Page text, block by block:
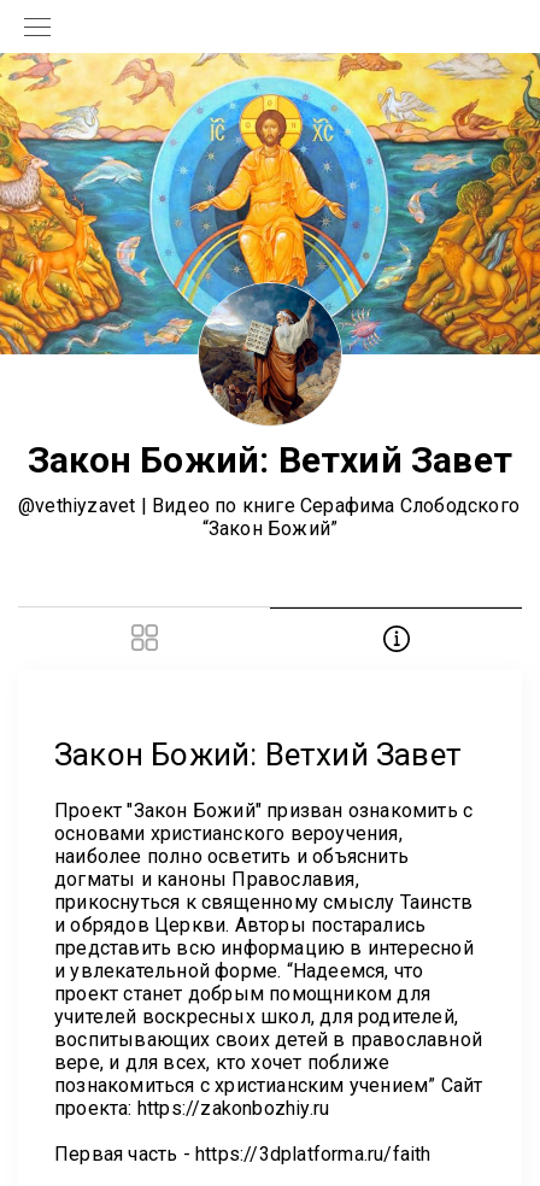
Закон Божий: Ветхий Завет
@vethiyzavet | Видео по книге Серафима Слободского
“Закон Божий”
Закон Божий: Ветхий Завет
Проект "Закон Божий" призван ознакомить с
основами христианского вероучения,
наиболее полно осветить и объяснить
догматы и каноны Православия,
прикоснуться к священному смыслу Таинств
и обрядов Церкви. Авторы постарались
представить всю информацию в интересной
и увлекательной форме. “Надеемся, что
проект станет добрым помощником для
учителей воскресных школ, для родителей,
воспитывающих своих детей в православной
вере, и для всех, кто хочет поближе
познакомиться с христианским учением” Сайт
проекта: https://zakonbozhiy.ru
Первая часть - https://3dplatforma.ru/faith